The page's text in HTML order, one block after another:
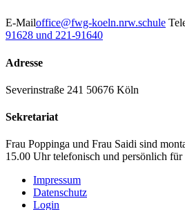
E-Mailoffice@fwg-koeln.nrw.schule
91628 und 221-91640
Adresse
Severinstraße 241 50676 Köln
Sekretariat
Frau Poppinga und Frau Saidi sind
15.00 Uhr telefonisch und persönlich für
Impressum
Datenschutz
Login